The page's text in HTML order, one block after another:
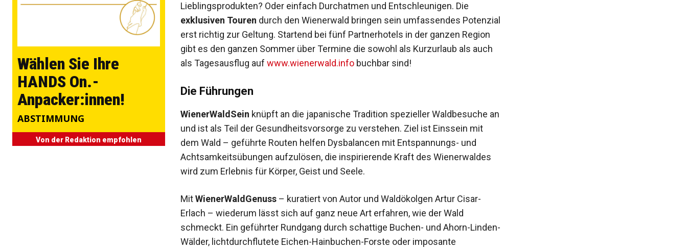
Wählen Sie Ihre
HANDS On.-
Anpacker:innen!
ABSTIMMUNG
Von der Redaktion empfohlen
Lieblingsprodukten? Oder einfach Durchatmen und Entschleunigen. Die
exklusiven Touren durch den Wienerwald bringen sein umfassendes Potenzial
erst richtig zur Geltung. Startend bei fünf Partnerhotels in der ganzen Region
gibt es den ganzen Sommer über Termine die sowohl als Kurzurlaub als auch
als Tagesausflug auf www.wienerwald.infobuchbar sind!
Die Führungen
WienerWaldSein knüpft an die japanische Tradition spezieller Waldbesuche an
und ist als Teil der Gesundheitsvorsorge zu verstehen. Ziel ist Einssein mit
dem Wald – geführte Routen helfen Dysbalancen mit Entspannungs- und
Achtsamkeitsübungen aufzulösen, die inspirierende Kraft des Wienerwaldes
wird zum Erlebnis für Körper, Geist und Seele.
MitWienerWaldGenuss– kuratiert von Autor und Waldökolgen Artur Cisar-
Erlach – wiederum lässt sich auf ganz neue Art erfahren, wie der Wald
schmeckt. Ein geführter Rundgang durch schattige Buchen- und Ahorn-Linden-
Wälder, lichtdurchflutete Eichen-Hainbuchen-Forste oder imposante